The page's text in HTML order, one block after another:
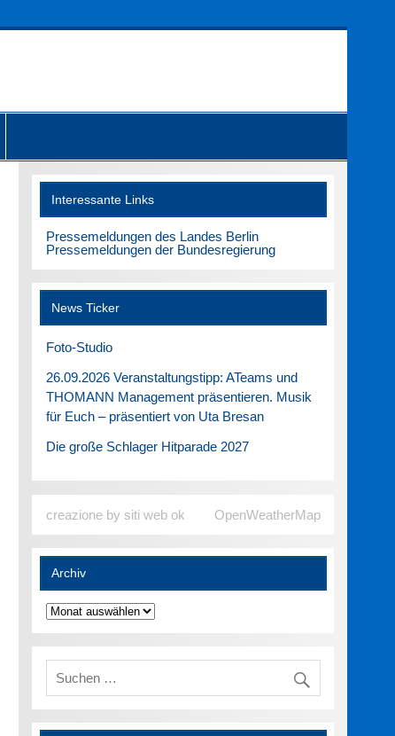
Interessante Links
Pressemeldungen des Landes Berlin
Pressemeldungen der Bundesregierung
News Ticker
Foto-Studio
26.09.2026 Veranstaltungstipp: ATeams und
THOMANN Management präsentieren. Musik
für Euch – präsentiert von Uta Bresan
Die große Schlager Hitparade 2027
creazione by siti web ok OpenWeatherMap
Archiv
Archiv